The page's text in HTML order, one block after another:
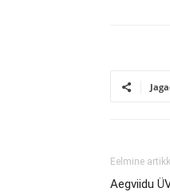
Eelmine
Aegviidu